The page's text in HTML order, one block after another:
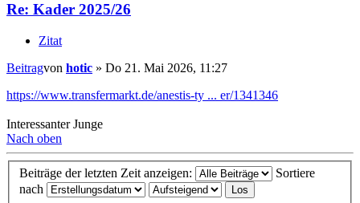
Re: Kader 2025/26
Zitat
Beitragvon hotic » Do 21. Mai 2026, 11:27
https://www.transfermarkt.de/anestis-ty ... er/1341346
Interessanter Junge
Nach oben
Beiträge der letzten Zeit anzeigen:
Sortiere
nach